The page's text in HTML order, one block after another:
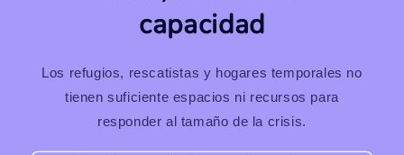
capacidad
Los refugios, rescatistas y hogares temporales no
tienen suficiente espacios ni recursos para
responder al tamaño de la crisis.